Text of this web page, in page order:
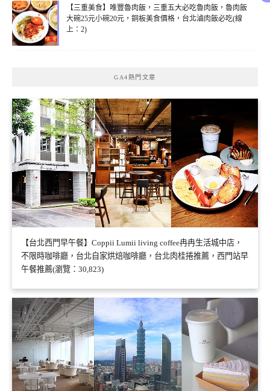
【三重美食】唯豐魯肉飯，三重五大必吃魯肉飯，魯肉飯
大碗25元小碗20元，銅板美食價格，台北滷肉飯必吃(線
上：2)
GA4熱門文章
【台北西門早午餐】Coppii Lumii living coffee冉冉生活城中店，
不限時咖啡廳，台北自家烘焙咖啡廳，台北肉桂捲推薦，西門站早
午餐推薦(瀏覽：30,823)